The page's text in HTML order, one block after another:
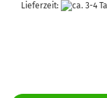
Lieferzeit: